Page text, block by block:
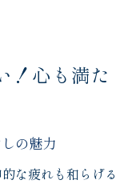
！心も満た
の魅力
な疲れも和らげる